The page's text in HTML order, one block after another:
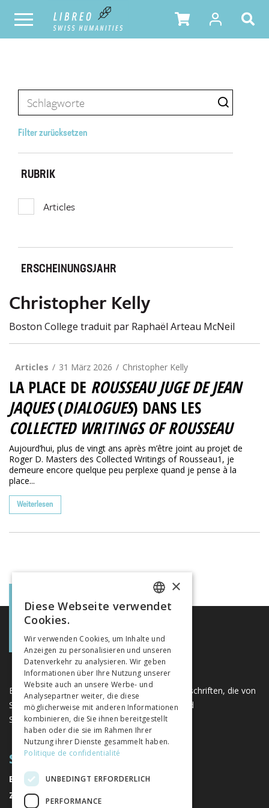
Filter zurücksetzen
RUBRIK
Articles
ERSCHEINUNGSJAHR
Christopher Kelly
Boston College traduit par Raphaël Arteau McNeil
Articles 31 März 2026 Christopher Kelly
LA PLACE DE ROUSSEAU JUGE DE JEAN
JAQUES(DIALOGUES) DANS LES
COLLECTED WRITINGS OF ROUSSEAU
Aujourd’hui, plus de vingt ans après m’être joint au projet de
Roger D. Masters des Collected Writings of Rousseau1, je
demeure encore quelque peu perplexe quand je pense à la
place...
Weiterlesen
Eine einzigartige Plattform für Bücher und Zeitschriften, die von
Schweizer Verlagen im Bereich der Geistes- und
Sozialwissenschaften herausgegeben werden.
SITEMAP
BÜCHER
ZEITSCHRIFTEN
FRENCH
ITALIAN
×
Diese Webseite verwendet
Cookies.
Wir verwenden Cookies, um Inhalte und
Anzeigen zu personalisieren und unseren
Datenverkehr zu analysieren. Wir geben
Informationen über Ihre Nutzung unserer
Website auch an unsere Werbe- und
Analysepartner weiter, die diese
möglicherweise mit anderen Informationen
kombinieren, die Sie ihnen bereitgestellt
haben oder die sie im Rahmen Ihrer
Nutzung ihrer Dienste gesammelt haben.
Politique de confidentialité
UNBEDINGT ERFORDERLICH
PERFORMANCE